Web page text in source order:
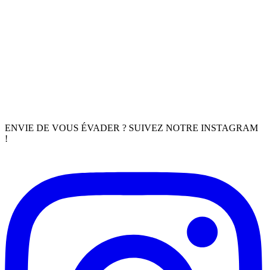
ENVIE DE VOUS ÉVADER ? SUIVEZ NOTRE INSTAGRAM
!